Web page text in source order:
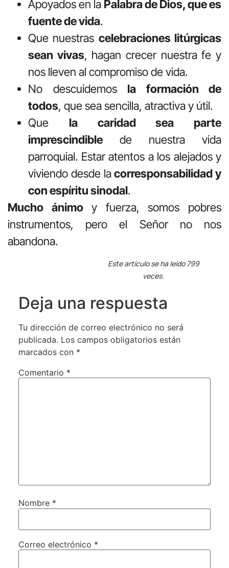
Apoyados en la Palabra de Dios, que es
fuente de vida.
Que nuestras celebraciones litúrgicas
sean vivas, hagan crecer nuestra fe y
nos lleven al compromiso de vida.
No descuidemos la formación de
todos, que sea sencilla, atractiva y útil.
Que la caridad sea parte
imprescindible de nuestra vida
parroquial. Estar atentos a los alejados y
viviendo desde lacorresponsabilidad y
con espíritu sinodal.
Mucho ánimoy fuerza, somos pobres
instrumentos, pero el Señor no nos
abandona.
Este artículo se ha leído 799
veces.
Deja una respuesta
Tu dirección de correo electrónico no será
publicada. Los campos obligatorios están
marcados con *
Comentario *
Nombre *
Correo electrónico *